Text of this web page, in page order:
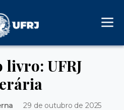
livro: UFRJ
29 de outubro de 2025